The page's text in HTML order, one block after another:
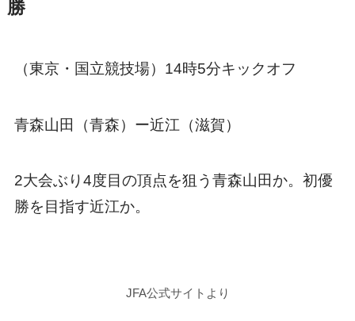
勝
（東京・国立競技場）14時5分キックオフ
青森山田（青森）ー近江（滋賀）
2大会ぶり4度目の頂点を狙う青森山田か。初優
勝を目指す近江か。
JFA公式サイトより